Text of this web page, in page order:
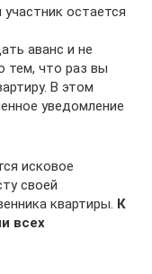
остается
аванс и не
тем, что раз вы
В этом
уведомление
исковое
своей
квартиры. К
всех